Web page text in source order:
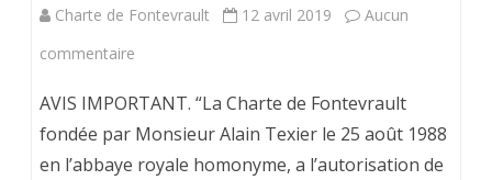
Charte de Fontevrault 12 avril 2019
Aucun
commentaire
Chiren,
Maître
AVIS IMPORTANT. “La Charte de Fontevrault
fondée par Monsieur Alain Texier le 25 août 1988
en l’abbaye royale homonyme, a l’autorisation de